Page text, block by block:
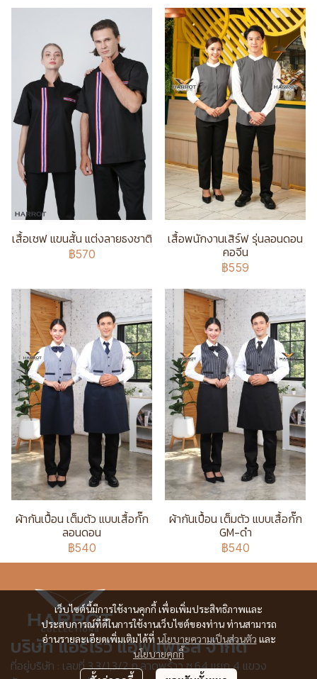
เสื้อเชฟ แขนสั้น แต่งลายธงชาติ
฿570
เสื้อพนักงานเสิร์ฟ รุ่นลอนดอน
คอจีน
฿559
ผ้ากันเปื้อน เต็มตัว แบบเสื้อกั๊ก
ลอนดอน
฿540
ผ้ากันเปื้อน เต็มตัว แบบเสื้อกั๊ก
GM-ดำ
฿540
เว็บไซต์นี้มีการใช้งานคุกกี้ เพื่อเพิ่มประสิทธิภาพและ
ประสบการณ์ที่ดีในการใช้งานเว็บไซต์ของท่าน ท่านสามารถ
อ่านรายละเอียดเพิ่มเติมได้ที่ นโยบายความเป็นส่วนตัว และ
นโยบายคุกกี้
บริษัท แอร์โรว์ แอพแพเรล จำกัด
ที่อยู่บริษัท : เลขที่ 3,3/1,3/2 ก.ลาดพร้าว ซ.64 แยก 4 แขวง